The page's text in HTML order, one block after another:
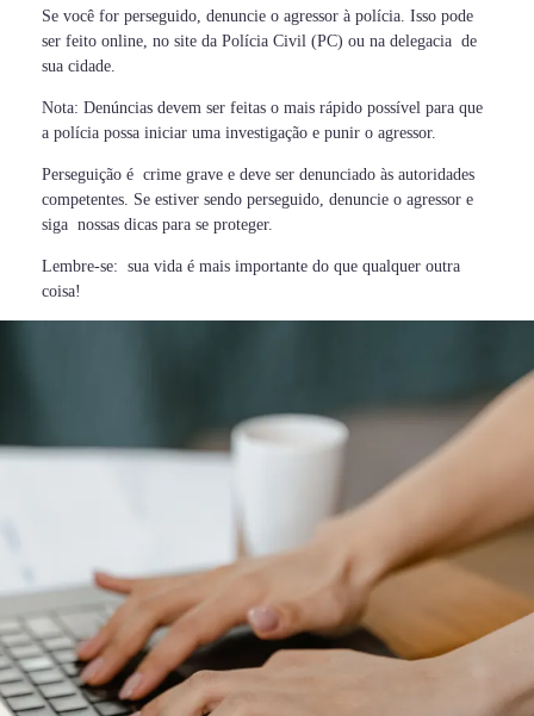
Se você for perseguido, denuncie o agressor à polícia. Isso pode
ser feito online, no site da Polícia Civil (PC) ou na delegacia de
sua cidade.
Nota: Denúncias devem ser feitas o mais rápido possível para que
a polícia possa iniciar uma investigação e punir o agressor.
Perseguição é crime grave e deve ser denunciado às autoridades
competentes. Se estiver sendo perseguido, denuncie o agressor e
siga nossas dicas para se proteger.
Lembre-se: sua vida é mais importante do que qualquer outra
coisa!